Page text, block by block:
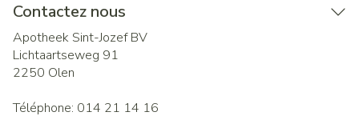
Contactez nous
Apotheek Sint-Jozef BV
Lichtaartseweg 91
2250 Olen
Téléphone: 014 21 14 16